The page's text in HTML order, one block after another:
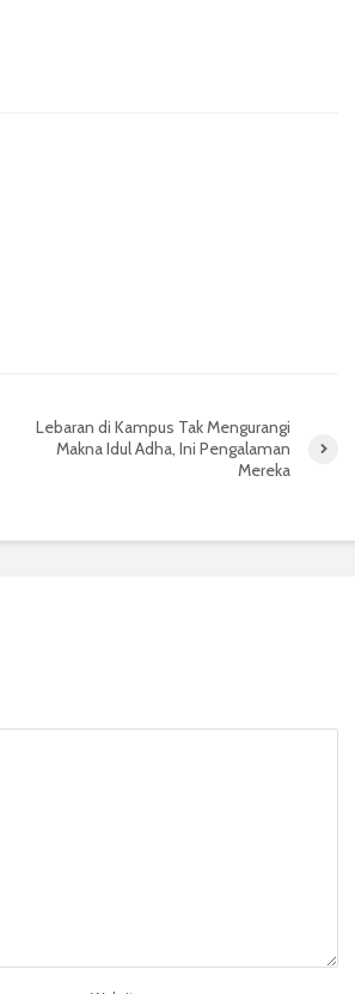
Lebaran di Kampus Tak Mengurangi
Makna Idul Adha, Ini Pengalaman
Mereka